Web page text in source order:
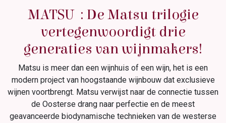
MATSU : De Matsu trilogie
vertegenwoordigt drie
generaties van wijnmakers!
Matsu is meer dan een wijnhuis of een wijn, het is een
modern project van hoogstaande wijnbouw dat exclusieve
wijnen voortbrengt. Matsu verwijst naar de connectie tussen
de Oosterse drang naar perfectie en de meest
geavanceerde biodynamische technieken van de westerse